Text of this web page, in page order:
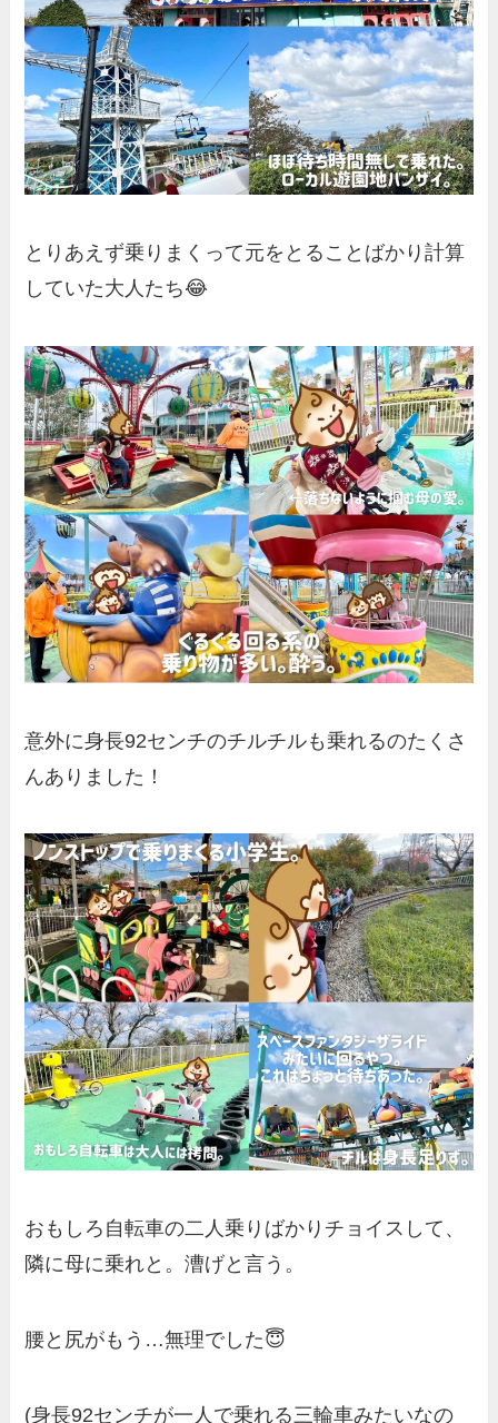
とりあえず乗りまくって元をとることばかり計算
していた大人たち😂
意外に身長92センチのチルチルも乗れるのたくさ
んありました！
おもしろ自転車の二人乗りばかりチョイスして、
隣に母に乗れと。漕げと言う。
腰と尻がもう…無理でした😇
(身長92センチが一人で乗れる三輪車みたいなの